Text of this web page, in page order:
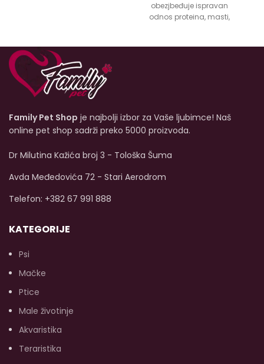
probavom. 72% svježeg
mesa u kombinaciji s
visokokvalitetnim lanenim
uljem za sjajnu i zdravu
kožu kose nudi savršeno
kompletnu hranu.
Dostupna veličina od
obezjbeđuje ispravan
odnos proteina, masti,
želudac vašeg psa i
podržava dug i zdrav
Family Pet Shop je najbolji izbor za Vaše ljubimce! Naš
online pet shop sadrži preko 5000 proizvoda.
Dr Milutina Kažića broj 3 - Tološka Šuma
Avda Međedovića 72 - Stari Aerodrom
Telefon: +382 67 991 888
KATEGORIJE
Psi
Mačke
Ptice
Male životinje
Akvaristika
Teraristika